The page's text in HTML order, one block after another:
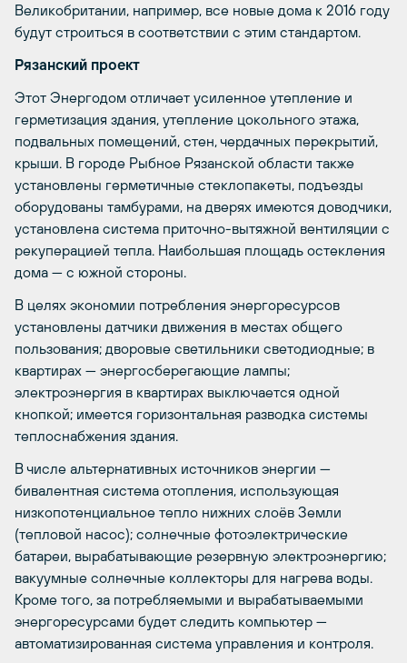
Великобритании, например, все новые дома к 2016 году
будут строиться в соответствии с этим стандартом.
Рязанский проект
Этот Энергодом отличает усиленное утепление и
герметизация здания, утепление цокольного этажа,
подвальных помещений, стен, чердачных перекрытий,
крыши. В городе Рыбное Рязанской области также
установлены герметичные стеклопакеты, подъезды
оборудованы тамбурами, на дверях имеются доводчики,
установлена система приточно-вытяжной вентиляции с
рекуперацией тепла. Наибольшая площадь остекления
дома — с южной стороны.
В целях экономии потребления энергоресурсов
установлены датчики движения в местах общего
пользования; дворовые светильники светодиодные; в
квартирах — энергосберегающие лампы;
электроэнергия в квартирах выключается одной
кнопкой; имеется горизонтальная разводка системы
теплоснабжения здания.
В числе альтернативных источников энергии —
бивалентная система отопления, использующая
низкопотенциальное тепло нижних слоёв Земли
(тепловой насос); солнечные фотоэлектрические
батареи, вырабатывающие резервную электроэнергию;
вакуумные солнечные коллекторы для нагрева воды.
Кроме того, за потребляемыми и вырабатываемыми
энергоресурсами будет следить компьютер —
автоматизированная система управления и контроля.